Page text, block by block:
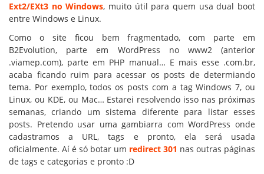
Ext2/EXt3 no Windows, muito útil para quem usa dual boot
entre Windows e Linux.
Como o site ficou bem fragmentado, com parte em
B2Evolution, parte em WordPress no www2 (anterior
.viamep.com), parte em PHP manual… E mais esse .com.br,
acaba ficando ruim para acessar os posts de determiando
tema. Por exemplo, todos os posts com a tag Windows 7, ou
Linux, ou KDE, ou Mac… Estarei resolvendo isso nas próximas
semanas, criando um sistema diferente para listar esses
posts. Pretendo usar uma gambiarra com WordPress onde
cadastramos a URL, tags e pronto, ela será usada
oficialmente. Aí é só botar um redirect 301 nas outras páginas
de tags e categorias e pronto :D